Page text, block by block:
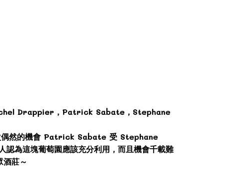
Drappier，Patrick Sabate，Stephane
偶然的機會 Patrick Sabate 受 Stephane
為這塊葡萄園應該充分利用，而且機會千載難
莊～